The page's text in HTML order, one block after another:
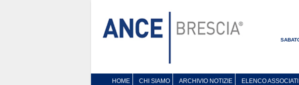
HOME CHI SIAMO ARCHIVIO NOTIZIE ELENCO ASSOCIATI